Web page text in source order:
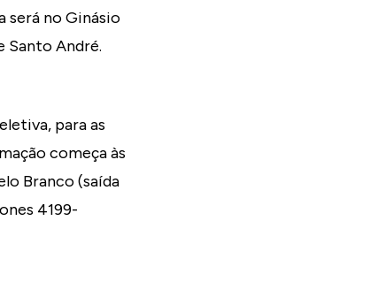
será no Ginásio
Santo André.
para as
começa às
Branco (saída
4199-